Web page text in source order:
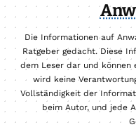
Die Informationen auf
Ratgeber gedacht. Diese
dem Leser dar und können
wird keine
Vollständigkeit der
beim Autor, und jede